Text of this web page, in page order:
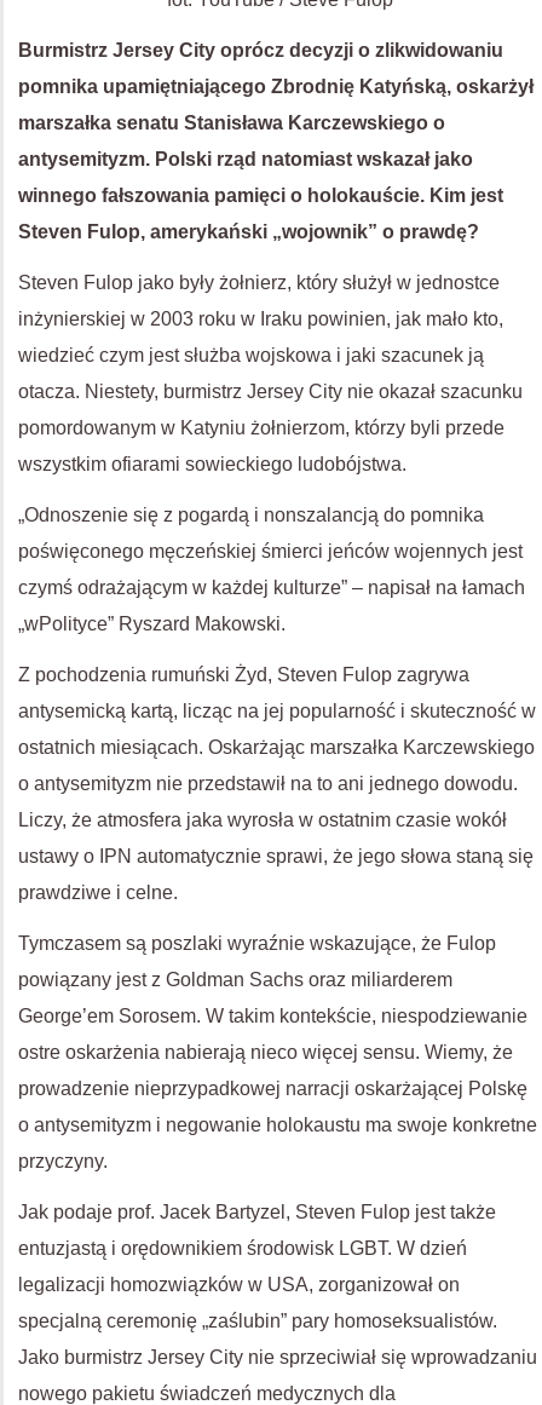
Burmistrz Jersey City oprócz decyzji o zlikwidowaniu
pomnika upamiętniającego Zbrodnię Katyńską, oskarżył
marszałka senatu Stanisława Karczewskiego o
antysemityzm. Polski rząd natomiast wskazał jako
winnego fałszowania pamięci o holokauście. Kim jest
Steven Fulop, amerykański „wojownik” o prawdę?
Steven Fulop jako były żołnierz, który służył w jednostce
inżynierskiej w 2003 roku w Iraku powinien, jak mało kto,
wiedzieć czym jest służba wojskowa i jaki szacunek ją
otacza. Niestety, burmistrz Jersey City nie okazał szacunku
pomordowanym w Katyniu żołnierzom, którzy byli przede
wszystkim ofiarami sowieckiego ludobójstwa.
„Odnoszenie się z pogardą i nonszalancją do pomnika
poświęconego męczeńskiej śmierci jeńców wojennych jest
czymś odrażającym w każdej kulturze” – napisał na łamach
„wPolityce” Ryszard Makowski.
Z pochodzenia rumuński Żyd, Steven Fulop zagrywa
antysemicką kartą, licząc na jej popularność i skuteczność w
ostatnich miesiącach. Oskarżając marszałka Karczewskiego
o antysemityzm nie przedstawił na to ani jednego dowodu.
Liczy, że atmosfera jaka wyrosła w ostatnim czasie wokół
ustawy o IPN automatycznie sprawi, że jego słowa staną się
prawdziwe i celne.
Tymczasem są poszlaki wyraźnie wskazujące, że Fulop
powiązany jest z Goldman Sachs oraz miliarderem
George’em Sorosem. W takim kontekście, niespodziewanie
ostre oskarżenia nabierają nieco więcej sensu. Wiemy, że
prowadzenie nieprzypadkowej narracji oskarżającej Polskę
o antysemityzm i negowanie holokaustu ma swoje konkretne
przyczyny.
Jak podaje prof. Jacek Bartyzel, Steven Fulop jest także
entuzjastą i orędownikiem środowisk LGBT. W dzień
legalizacji homozwiązków w USA, zorganizował on
specjalną ceremonię „zaślubin” pary homoseksualistów.
Jako burmistrz Jersey City nie sprzeciwiał się wprowadzaniu
nowego pakietu świadczeń medycznych dla